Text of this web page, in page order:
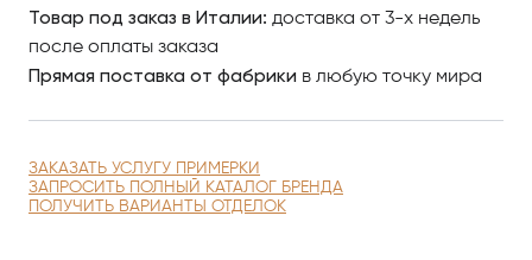
Lighting использует свое мастерство, ежегодно
проекты, и выражая свою собственную идею
универсальности.
Товар под заказ в Италии: доставка от 3-х недель
после оплаты заказа
Прямая поставка от фабрики в любую точку мира
ЗАКАЗАТЬ УСЛУГУ ПРИМЕРКИ
ЗАПРОСИТЬ ПОЛНЫЙ КАТАЛОГ БРЕНДА
ПОЛУЧИТЬ ВАРИАНТЫ ОТДЕЛОК